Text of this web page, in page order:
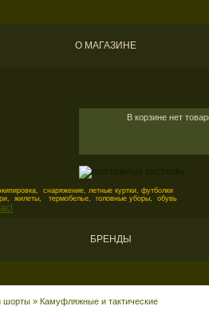
О МАГАЗИНЕ
В корзине нет
снаряжение, летные куртки, футболки
жилеты, термобелье, головные уборы, обувь
БРЕНДЫ
шорты » Камуфляжные и тактические